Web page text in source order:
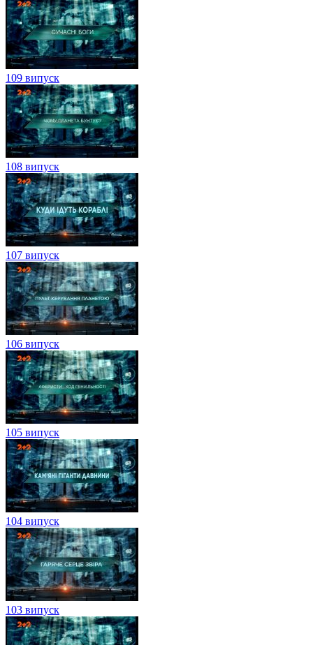
109 випуск
108 випуск
107 випуск
106 випуск
105 випуск
104 випуск
103 випуск